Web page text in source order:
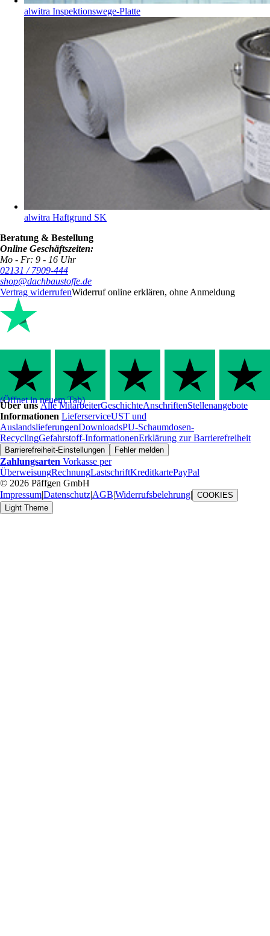
alwitra Inspektionswege-Platte
alwitra Haftgrund SK
Beratung & Bestellung
Online Geschäftszeiten:
Mo - Fr: 9 - 16 Uhr
02131 / 7909-444
shop@dachbaustoffe.de
Vertrag widerrufenWiderruf online erklären, ohne Anmeldung
(Öffnet in neuem Tab)
Über unsAlle MitarbeiterGeschichteAnschriftenStellenangebote
Informationen LieferserviceUST und
AuslandslieferungenDownloadsPU-Schaumdosen-
RecyclingGefahrstoff-InformationenErklärung zur Barrierefreiheit
Barrierefreiheit-Einstellungen Fehler melden
Zahlungsarten Vorkasse per
ÜberweisungRechnungLastschriftKreditkartePayPal
© 2026 Päffgen GmbH
Impressum|Datenschutz|AGB|Widerrufsbelehrung| COOKIES
Light Theme